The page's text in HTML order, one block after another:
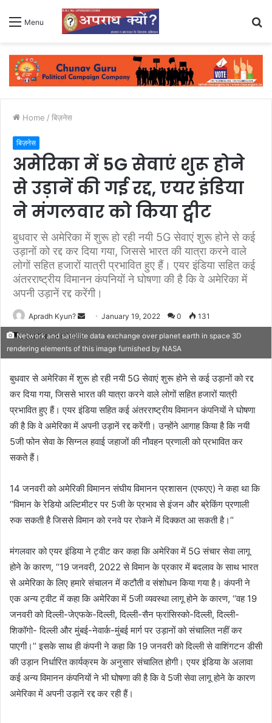
Menu
Home / बिज़नेस
बिज़नेस
अमेरिका में 5G सेवाएं शुरू होने
से उड़ानें की गई रद्द, एयर इंडिया
ने मंगलवार को किया ट्वीट
बुधवार से अमेरिका में शुरू हो रही नयी 5G सेवाएं शुरू होने से कई
उड़ानों को रद्द कर दिया गया, जिससे भारत की यात्रा करने वाले
लोगों सहित हजारों यात्री प्रभावित हुए हैं। एयर इंडिया सहित कई
अंतरराष्ट्रीय विमानन कंपनियों ने घोषणा की है कि वे अमेरिका में
अपनी उड़ानें रद्द करेंगी।
Apradh Kyun?
n
d
a
e
i
January 19, 2022 0 131
Less than a minute
Network and satellite data exchange over planet earth in space 3D
rendering elements of this image furnished by NASA
बुधवार से अमेरिका में शुरू हो रही नयी 5G सेवाएं शुरू होने से कई उड़ानों को रद्द
कर दिया गया, जिससे भारत की यात्रा करने वाले लोगों सहित हजारों यात्री
प्रभावित हुए हैं। एयर इंडिया सहित कई अंतरराष्ट्रीय विमानन कंपनियों ने घोषणा
की है कि वे अमेरिका में अपनी उड़ानें रद्द करेंगी। उन्होंने आगाह किया है कि नयी
5जी फोन सेवा के सिग्नल हवाई जहाजों की नौवहन प्रणाली को प्रभावित कर
सकते हैं।
14 जनवरी को अमेरिकी विमानन संघीय विमानन प्रशासन (एफएए) ने कहा था कि
‘‘विमान के रेडियो अल्टिमीटर पर 5जी के प्रभाव से इंजन और ब्रेकिंग प्रणाली
रुक सकती है जिससे विमान को रनवे पर रोकने में दिक्कत आ सकती है।’’
मंगलवार को एयर इंडिया ने ट्वीट कर कहा कि अमेरिका में 5G संचार सेवा लागू
होने के कारण, ‘‘19 जनवरी, 2022 से विमान के प्रकार में बदलाव के साथ भारत
से अमेरिका के लिए हमारे संचालन में कटौती व संशोधन किया गया है। कंपनी ने
एक अन्य ट्वीट में कहा कि अमेरिका में 5जी व्यवस्था लागू होने के कारण, ‘‘वह 19
जनवरी को दिल्ली-जेएफके-दिल्ली, दिल्ली-सैन फ्रांसिस्को-दिल्ली, दिल्ली-
शिकॉगो- दिल्ली और मुंबई-नेवार्क-मुंबई मार्ग पर उड़ानों को संचालित नहीं कर
पाएगी।’’ इसके साथ ही कंपनी ने कहा कि 19 जनवरी को दिल्ली से वाशिंगटन डीसी
की उड़ान निर्धारित कार्यक्रम के अनुसार संचालित होगी। एयर इंडिया के अलावा
कई अन्य विमानन कंपनियों ने भी घोषणा की है कि वे 5जी सेवा लागू होने के कारण
अमेरिका में अपनी उड़ानें रद्द कर रही हैं।